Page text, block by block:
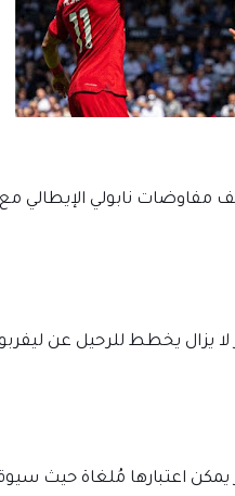
نابولي الإيطالي
يزال يخطط للرحيل عن
يمكن اعتبارها مُلغاة حيث